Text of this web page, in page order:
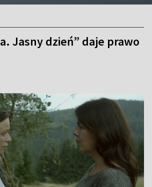
Jasny dzień” daje prawo